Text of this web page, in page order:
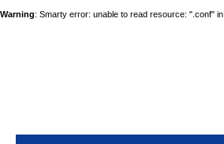
Warning: Smarty error: unable to read resource: ".conf" in